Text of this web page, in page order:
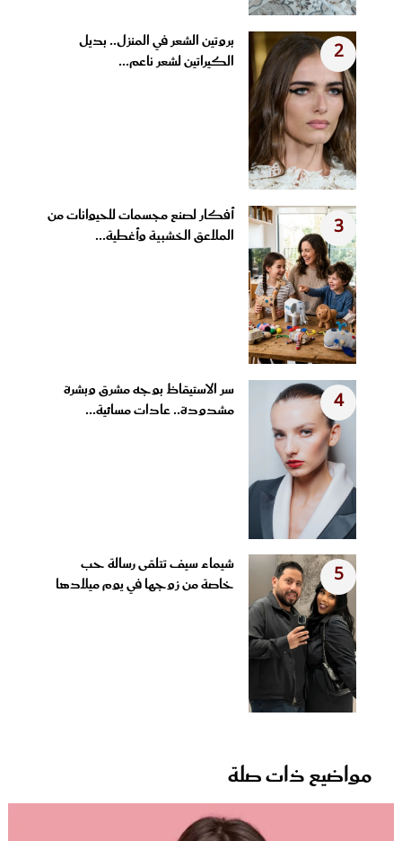
2
بروتين الشعر في المنزل.. بديل
الكيراتين لشعر ناعم...
3
أفكار لصنع مجسمات للحيوانات من
الملاعق الخشبية وأغطية...
4
سر الاستيقاظ بوجه مشرق وبشرة
مشدودة.. عادات مسائية...
5
شيماء سيف تتلقى رسالة حب
خاصة من زوجها في يوم ميلادها
مواضيع ذات صلة